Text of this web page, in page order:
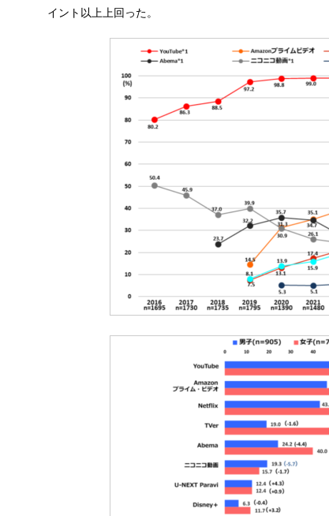
イント以上上回った。